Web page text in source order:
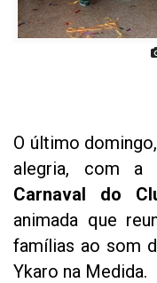
O último
alegria, com a
Carnaval do
animada que
famílias ao som
Ykaro na Medida.